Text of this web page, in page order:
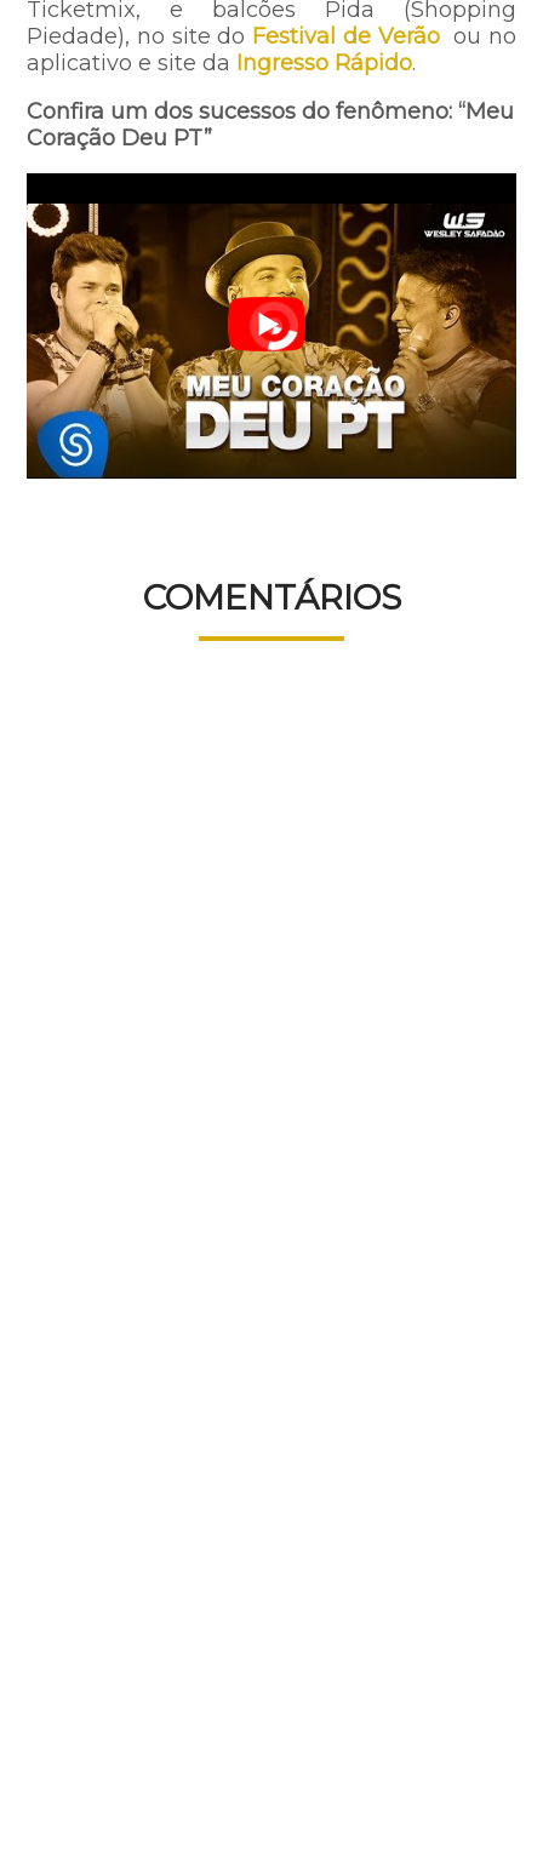
Ticketmix, e balcões Pida (Shopping
Piedade), no site do Festival de Verãoou no
aplicativo e site da Ingresso Rápido.
Confira um dos sucessos do fenômeno: “Meu
Coração Deu PT”
COMENTÁRIOS